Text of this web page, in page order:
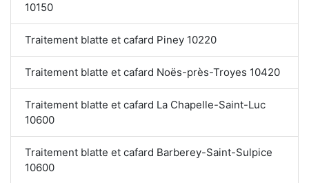
10150
Traitement blatte et cafard Piney 10220
Traitement blatte et cafard Noës-près-Troyes 10420
Traitement blatte et cafard La Chapelle-Saint-Luc
10600
Traitement blatte et cafard Barberey-Saint-Sulpice
10600